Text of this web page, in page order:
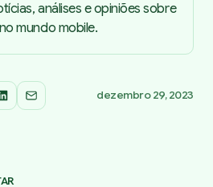
análises e opiniões sobre
mundo mobile.
Email dezembro 29, 2023